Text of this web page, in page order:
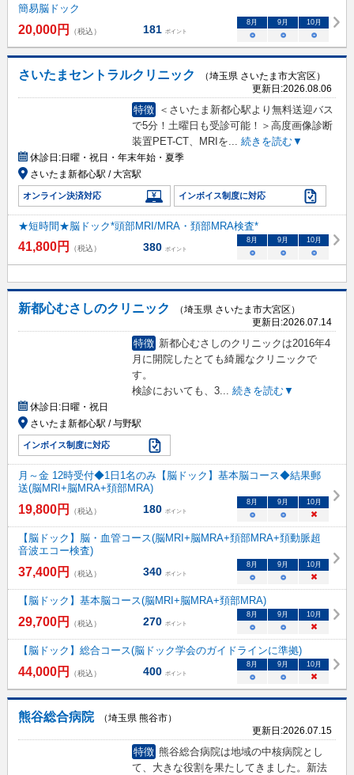
簡易脳ドック
20,000円 （税込） 181 ポイント
8月 9月 10月
○ ○ ○
さいたまセントラルクリニック
（埼玉県 さいたま市大宮区）
更新日:2026.08.06
特徴
＜さいたま新都心駅より無料送迎バス
で5分！土曜日も受診可能！＞高度画像診断
装置PET-CT、MRIを
続きを読む▼
休診日:日曜・祝日・年末年始・夏季
さいたま新都心駅 / 大宮駅
オンライン決済対応 インボイス制度に対応
★短時間★脳ドック*頭部MRI/MRA・頚部MRA検査*
41,800円 （税込） 380 ポイント
8 月 9 月 10月
○ ○ ○
新都心むさしのクリニック
（埼玉県 さいたま市大宮区）
更新日:2026.07.14
特徴 新都心むさしのクリニックは2016年4
月に開院したとても綺麗なクリニックで
す。
検診においても、3... 続きを読む▼
休診日:日曜・祝日
さいたま新都心駅 / 与野駅
インボイス制度に対応
月～金 12時受付◆1日1名のみ【脳ドック】基本脳コース◆結果郵
送(脳MRI+脳MRA+頚部MRA)
19,800円 （税込） 180 ポイント
8月 9月 10月
○ ○ ×
【脳ドック】脳・血管コース(脳MRI+脳MRA+頚部MRA+頚動脈超
音波エコー検査)
37,400円 （税込） 340 ポイント
8月 9月 10月
○ ○ ×
【脳ドック】基本脳コース(脳MRI+脳MRA+頚部MRA)
29,700円 （税込） 270 ポイント
8月 9月 10月
○ ○ ×
【脳ドック】総合コース(脳ドック学会のガイドラインに準拠)
44,000円 （税込） 400 ポイント
8月 9月 10月
○ ○ ×
熊谷総合病院
（埼玉県 熊谷市）
更新日:2026.07.15
特徴 熊谷総合病院は地域の中核病院とし
て、大きな役割を果たしてきました。新法